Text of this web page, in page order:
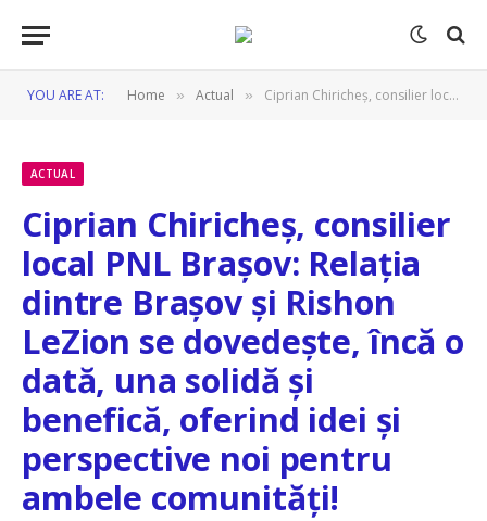
YOU ARE AT: Home » Actual » Ciprian Chiricheș, consilier local PNL Brașov: Relația dintre Brașov și Rishon LeZion se dovedește, încă o dată, una solidă și benefică, oferind idei și perspective noi pentru ambele comunități!
ACTUAL
Ciprian Chiricheș, consilier
local PNL Brașov: Relația
dintre Brașov și Rishon
LeZion se dovedește, încă o
dată, una solidă și
benefică, oferind idei și
perspective noi pentru
ambele comunități!